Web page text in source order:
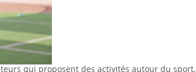
qui proposent des activités autour du sport,